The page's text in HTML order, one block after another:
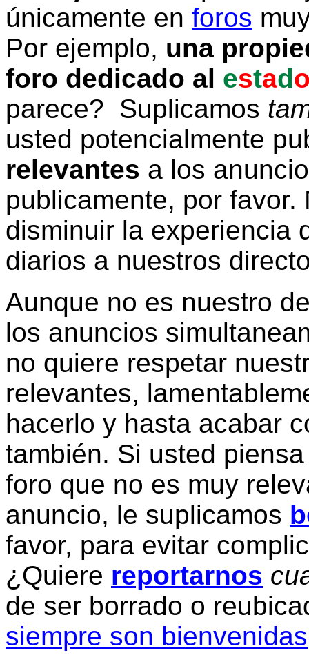
únicamente en foros
Por ejemplo, una
foro dedicado al estad
parece? Suplicamos
usted potencialmente
relevantes a los
publicamente, por
disminuir la experiencia
diarios a nuestros
Aunque no es nuestro
los anuncios
no quiere respetar
relevantes,
hacerlo y hasta acabar
también. Si usted
foro que no es muy
anuncio, le suplicamos
favor, para evitar
¿Quiere reportarnos
de ser borrado o
siempre son bienvenidas